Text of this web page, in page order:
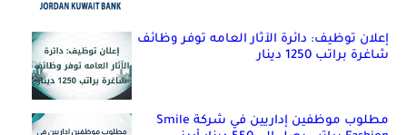
إعلان توظيف: دائرة الآثار العامه توفر وظائف
شاغرة براتب 1250 دينار
مطلوب موظفين إداريين في شركة Smile